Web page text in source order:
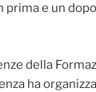
prima e un
della
ha